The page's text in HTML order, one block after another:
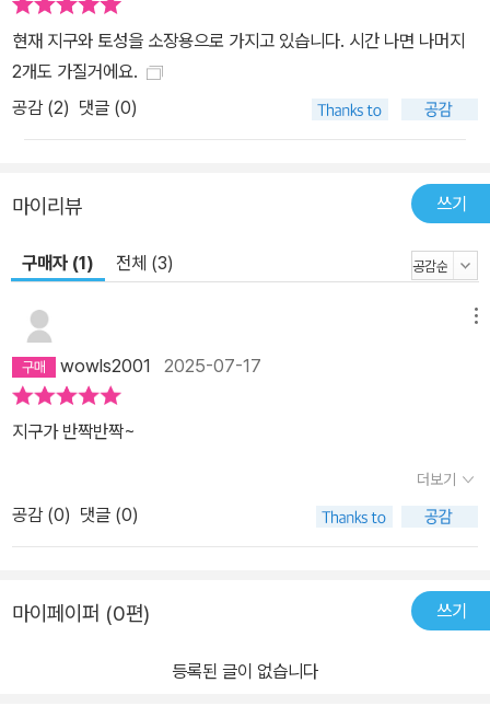
현재 지구와 토성을 소장용으로 가지고 있습니다. 시간 나면 나머지
2개도 가질거에요.
공감 (2) 댓글 (0)
마이리뷰 쓰기
구매자 (1) 전체 (3)
wowls2001 2025-07-17
지구가 반짝반짝~
더보기
공감 (0) 댓글 (0)
마이페이퍼 (0편) 쓰기
등록된 글이 없습니다